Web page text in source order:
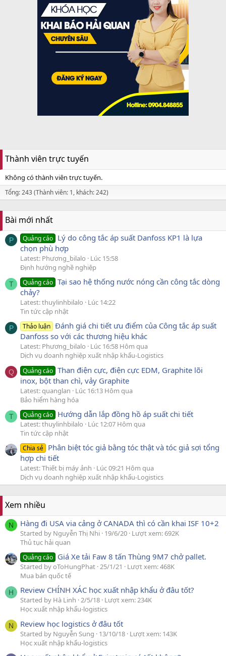
Thành viên trực tuyến
Không có thành viên trực tuyến.
Tổng: 243 (Thành viên: 1, khách: 242)
Bài mới nhất
P Quảng cáo Lý do công tắc áp suất Danfoss KP1 là lựa
chọn phù hợp
Latest: Phương_bilalo
Lúc 15:58
Định hướng nghề nghiệp
T Quảng cáo Tại sao hệ thống nước nóng cần công tắc dòng
chảy?
Latest: thuylinhbilalo
Lúc 14:22
Tin tức cập nhật
P Thảo luận Đánh giá chi tiết ưu điểm của Công tắc áp suất
Danfoss so với các thương hiệu khác
Latest: Phương_bilalo
Lúc 16:58 Hôm qua
Dịch vụ doanh nghiệp xuất nhập khẩu-Logistics
Q Quảng cáo Than điện cực, điện cực EDM, Graphite lõi
inox, bột than chì, vảy Graphite
Latest: quanglan
Lúc 16:13 Hôm qua
Bảo hiểm hàng hóa
T Quảng cáo Hướng dẫn lắp đồng hồ áp suất chi tiết
Latest: thuylinhbilalo
Lúc 12:07 Hôm qua
Tin tức cập nhật
Chia sẻ Phân biệt tóc giả bằng tóc thật và tóc giả sợi tổng
hợp chi tiết
Latest: Thiết bị máy ảnh
Lúc 09:21 Hôm qua
Dịch vụ doanh nghiệp xuất nhập khẩu-Logistics
Xem nhiều
N Hàng đi USA via cảng ở CANADA thì có cần khai ISF 10+2
Started by Nguyễn Thị Nhi 19/6/20 Lượt xem: 692K
Thủ tục hải quan
Quảng cáo Giá Xe tải Faw 8 tấn Thùng 9M7 chở pallet.
Started by oToHungPhat 25/1/21
Lượt xem: 468K
Mua bán quốc tế
H Review CHÍNH XÁC học xuất nhập khẩu ở đâu tốt?
Started by Hà Linh 2/5/18 Lượt xem: 234K
Học xuất nhập khẩu-logistics
N Review học logistics ở đâu tốt
Started by Nguyễn Sung 13/10/18 Lượt xem: 143K
Học xuất nhập khẩu-logistics